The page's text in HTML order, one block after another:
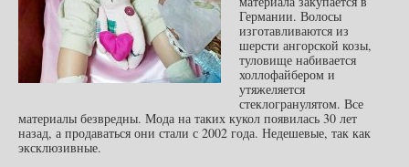
Германии. Волосы
изготавливаются из
шерсти ангорской козы,
туловище набивается
холлофайбером и
утяжеляется
стеклогранулятом. Все
материалы безвредны. Мода на таких кукол появилась 30 лет
назад, а продаваться они стали с 2002 года. Недешевые, так как
эксклюзивные.